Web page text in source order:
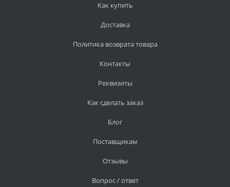
Как купить
Доставка
Политика возврата товара
Контакты
Реквизиты
Как сделать заказ
Блог
Поставщикам
Отзывы
Вопрос / ответ